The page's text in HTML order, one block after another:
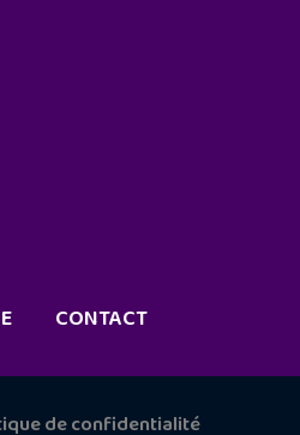
CONTACT
de confidentialité